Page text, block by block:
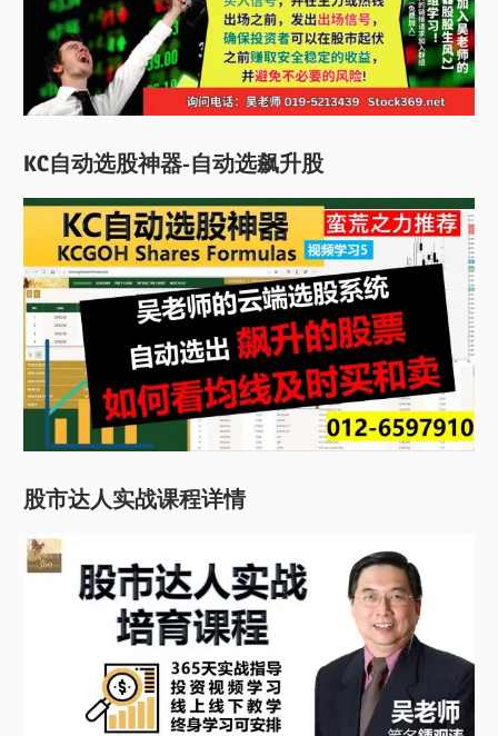
KC自动选股神器-自动选飙升股
股市达人实战课程详情